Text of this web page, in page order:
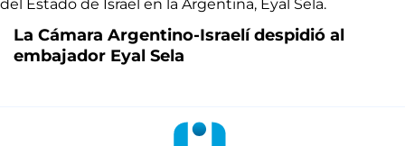
La Cámara Argentino-Israelí despidió al
embajador Eyal Sela